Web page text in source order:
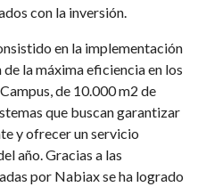
con la inversión.
en la implementación
la máxima eficiencia en los
de 10.000 m2 de
que buscan garantizar
y ofrecer un servicio
año. Gracias a las
por Nabiax se ha logrado